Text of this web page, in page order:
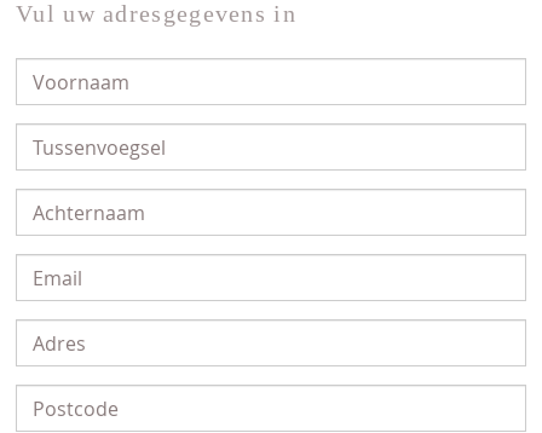
Vul uw adresgegevens in